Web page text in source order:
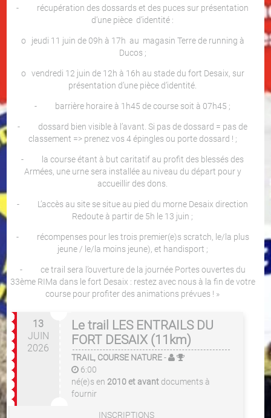
- récupération des dossards et des puces sur présentation
d’une pièce d’identité :
o jeudi 11 juin de 09h à 17h au magasin Terre de running à
Ducos ;
o vendredi 12 juin de 12h à 16h au stade du fort Desaix, sur
présentation d’une pièce d’identité.
- barrière horaire à 1h45 de course soit à 07h45 ;
- dossard bien visible à l’avant. Si pas de dossard = pas de
classement => prenez vos 4 épingles ou porte dossard ! ;
- la course étant à but caritatif au profit des blessés des
Armées, une urne sera installée au niveau du départ pour y
accueillir des dons.
- L’accès au site se situe au pied du morne Desaix direction
Redoute à partir de 5h le 13 juin ;
- récompenses pour les trois premier(e)s scratch, le/la plus
jeune / le/la moins jeune), et handisport ;
- ce trail sera l’ouverture de la journée Portes ouvertes du
33ème RIMa dans le fort Desaix : restez avec nous à la fin de votre
course pour profiter des animations prévues ! »
13
JUIN
2026
Le trail LES ENTRAILS DU
FORT DESAIX (11km)
TRAIL, COURSE NATURE-
6:00
né(e)s en 2010 et avant documents à
fournir
INSCRIPTIONS